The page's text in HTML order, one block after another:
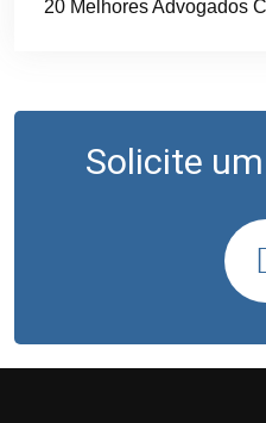
20 Melhores Advogados
Solicite